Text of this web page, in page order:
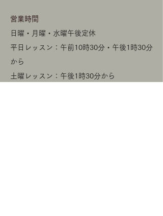
レッスン予定と出展予定
​営業時間
日曜・月曜・水曜午後定休
平日レッスン：午前10時30分・午後1時30分
から
土曜レッスン：午後1時30分から